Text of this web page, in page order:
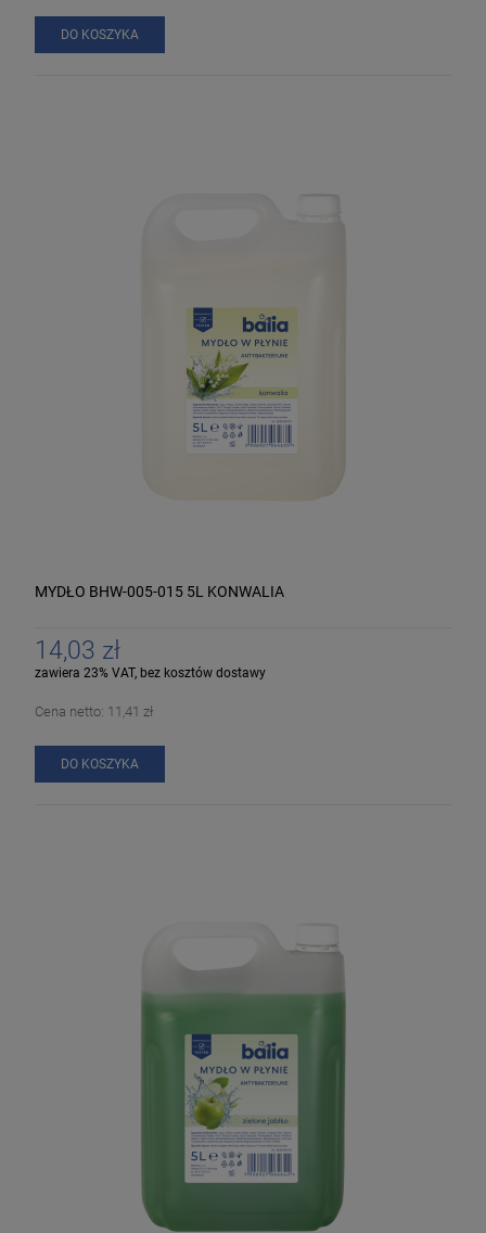
DO KOSZYKA
MYDŁO BHW-005-015 5L KONWALIA
14,03 zł
zawiera 23% VAT, bez kosztów dostawy
Cena netto: 11,41 zł
DO KOSZYKA